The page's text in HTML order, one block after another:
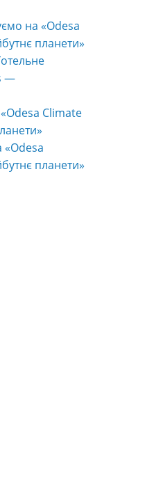
на «Odesa
планети»
—
Climate
планети»